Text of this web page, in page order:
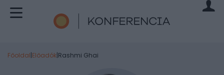
Főoldal|Előadók|Rashmi Ghai